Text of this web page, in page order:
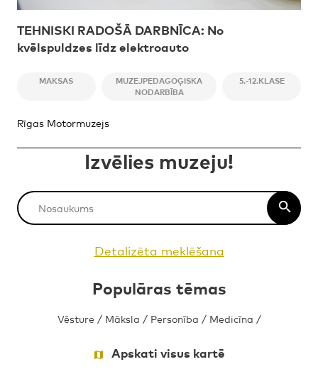
TEHNISKI RADOŠĀ DARBNĪCA: No
kvēlspuldzes līdz elektroauto
MAKSAS
MUZEJPEDAGOĢISKA
NODARBĪBA
5.-12.KLASE
Rīgas Motormuzejs
Izvēlies muzeju!
Detalizēta meklēšana
Populāras tēmas
Vēsture / Māksla / Personība / Medicīna /
Apskati visus kartē